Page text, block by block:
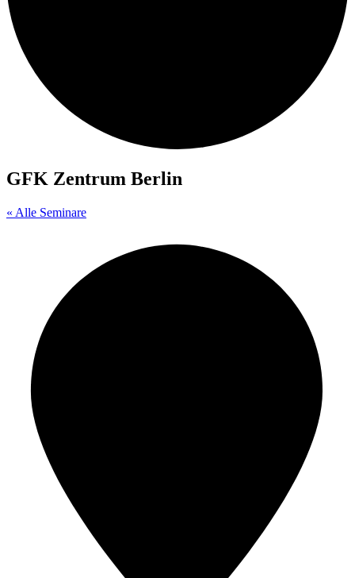
GFK Zentrum Berlin
« Alle Seminare